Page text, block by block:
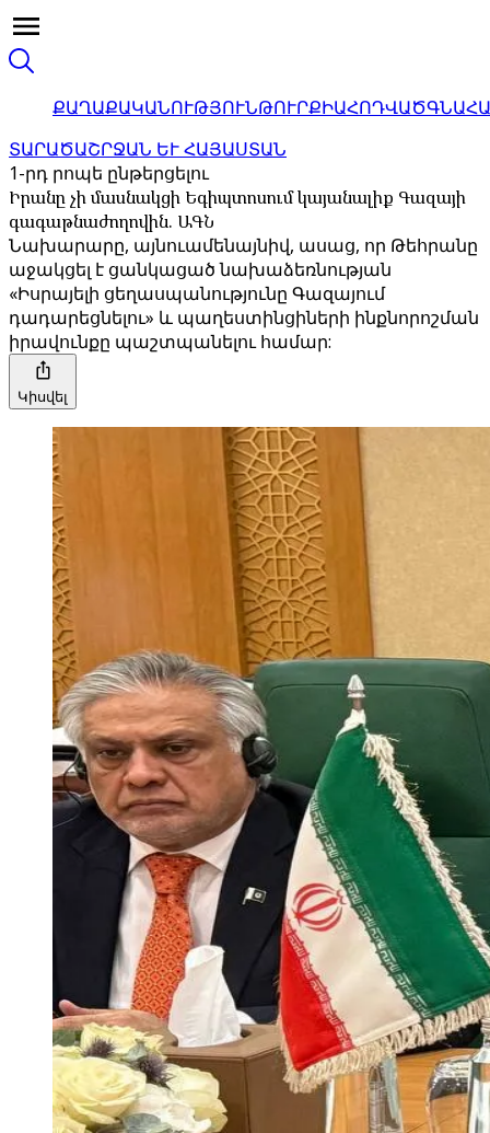
ՔԱՂԱՔԱԿԱՆՈՒԹՅՈՒՆԹՈՒՐՔԻԱՀՈԴՎԱԾ
ՏԱՐԱԾԱՇՐՋԱՆ ԵՒ ՀԱՅԱՍՏԱՆ
1-րդ րոպե ընթերցելու
Իրանը չի մասնակցի Եգիպտոսում կայանալիք Գազայի
գագաթնաժողովին. ԱԳՆ
Նախարարը, այնուամենայնիվ, ասաց, որ Թեհրանը
աջակցել է ցանկացած նախաձեռնության
«Իսրայելի ցեղասպանությունը Գազայում
դադարեցնելու» և պաղեստինցիների ինքնորոշման
իրավունքը պաշտպանելու համար:
Կիսվել